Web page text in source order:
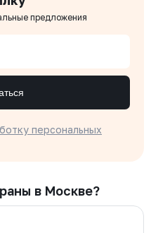
предложения
персональных
в Москве?